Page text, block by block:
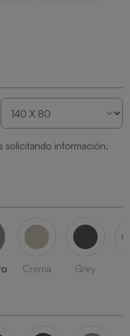
solicitando información.
Crema Grey